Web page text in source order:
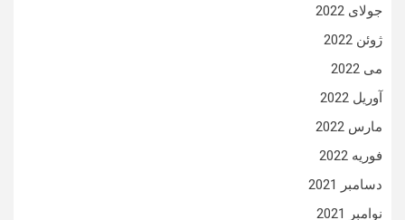
جولای 2022
ژوئن 2022
می 2022
آوریل 2022
مارس 2022
فوریه 2022
دسامبر 2021
نوامبر 2021